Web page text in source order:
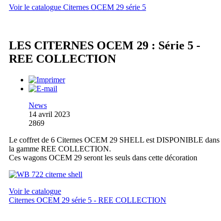
Voir le catalogue Citernes OCEM 29 série 5
LES CITERNES OCEM 29 : Série 5 -
REE COLLECTION
News
14 avril 2023
2869
Le coffret de 6 Citernes OCEM 29 SHELL est DISPONIBLE dans
la gamme REE COLLECTION.
Ces wagons OCEM 29 seront les seuls dans cette décoration
Voir le catalogue
Citernes OCEM 29 série 5 - REE COLLECTION